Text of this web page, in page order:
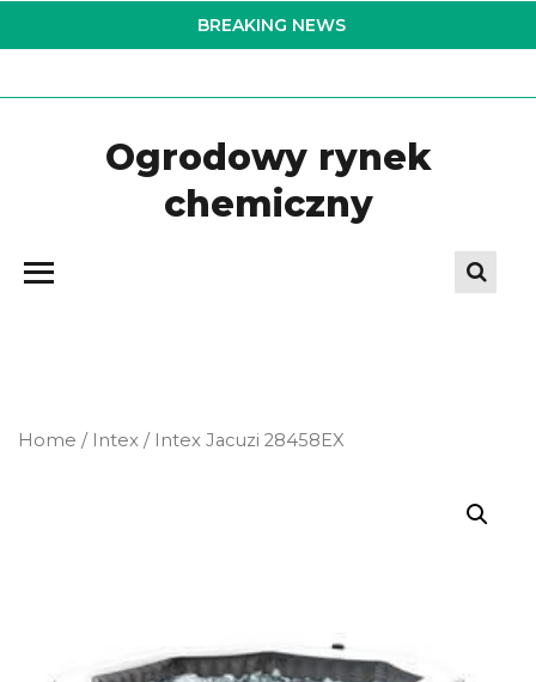
to
BREAKING NEWS
Ogrodowy rynek
chemiczny
Home / Intex / Intex Jacuzi 28458EX